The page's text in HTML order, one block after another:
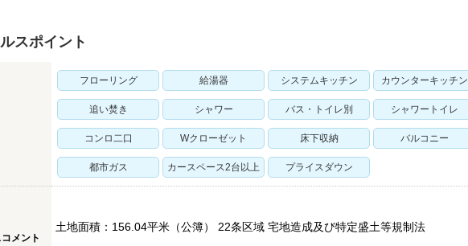
スポイント
フローリング 給湯器 システムキッチン カウンターキッチン
追い焚き シャワー バス・トイレ別 シャワートイレ
コンロ二口 Wクローゼット 床下収納 バルコニー
都市ガス カースペース2台以上 プライスダウン
メント
土地面積：156.04平米（公簿） 22条区域 宅地造成及び特定盛土等規制法